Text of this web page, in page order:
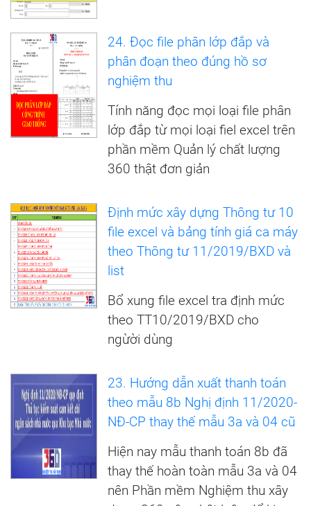
24. Đọc file phân lớp đắp và
phân đoạn theo đúng hồ sơ
nghiệm thu
Tính năng đọc mọi loại file phân
lớp đắp từ mọi loại fiel excel trên
phần mềm Quản lý chất lượng
360 thật đơn giản
Định mức xây dựng Thông tư 10
file excel và bảng tính giá ca máy
theo Thông tư 11/2019/BXD và
list
Bổ xung file excel tra định mức
theo TT10/2019/BXD cho
ngừời dùng
23. Hướng dẫn xuất thanh toán
theo mẫu 8b Nghị định 11/2020-
NĐ-CP thay thế mẫu 3a và 04 cũ
Hiện nay mẫu thanh toán 8b đã
thay thế hoàn toàn mẫu 3a và 04
nên Phần mềm Nghiệm thu xây